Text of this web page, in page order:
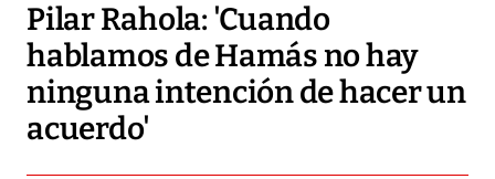
Pilar Rahola: 'Cuando
hablamos de Hamás no hay
ninguna intención de hacer un
acuerdo'